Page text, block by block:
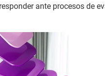
ante procesos de